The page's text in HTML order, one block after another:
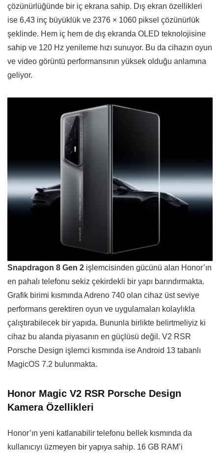
çözünürlüğünde bir iç ekrana sahip. Dış ekran özellikleri
ise 6,43 inç büyüklük ve 2376 × 1060 piksel çözünürlük
şeklinde. Hem iç hem de dış ekranda OLED teknolojisine
sahip ve 120 Hz yenileme hızı sunuyor. Bu da cihazın oyun
ve video görüntü performansının yüksek olduğu anlamına
geliyor.
Snapdragon 8 Gen 2 işlemcisinden gücünü alan Honor’ın
en pahalı telefonu sekiz çekirdekli bir yapı barındırmakta.
Grafik birimi kısmında Adreno 740 olan cihaz üst seviye
performans gerektiren oyun ve uygulamaları kolaylıkla
çalıştırabilecek bir yapıda. Bununla birlikte belirtmeliyiz ki
cihaz bu alanda piyasanın en güçlüsü değil. V2 RSR
Porsche Design işlemci kısmında ise Android 13 tabanlı
MagicOS 7.2 bulunmakta.
Honor Magic V2 RSR Porsche Design
Kamera Özellikleri
Honor’ın yeni katlanabilir telefonu bellek kısmında da
kullanıcıyı üzmeyen bir yapıya sahip. 16 GB RAM’i